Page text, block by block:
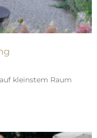
kleinstem Raum